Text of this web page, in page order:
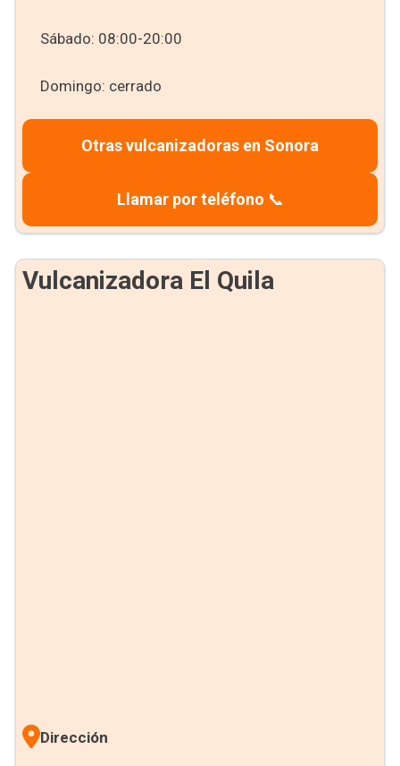
Sábado: 08:00-20:00
Domingo: cerrado
Otras vulcanizadoras en Sonora
Llamar por teléfono 📞
Vulcanizadora El Quila
Dirección